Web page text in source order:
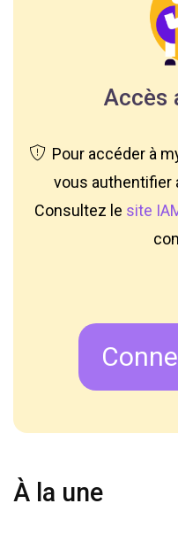
Accès
Pour accéder à
vous authentifier
Consultez le site
À la une